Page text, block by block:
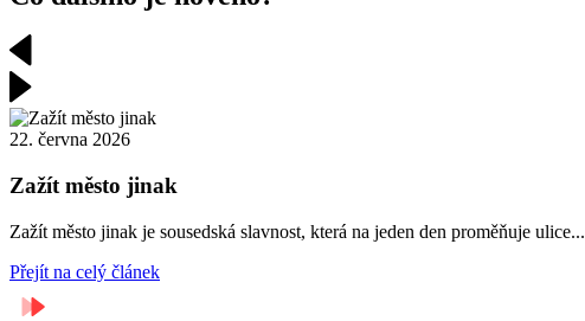
22. června 2026
Zažít město jinak
Zažít město jinak je sousedská slavnost, která na jeden den proměňuje ulice...
Přejít na celý článek